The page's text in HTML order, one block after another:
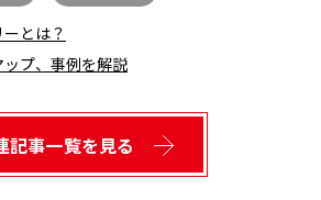
とは？
プ、事例を解説
記事一覧を見る